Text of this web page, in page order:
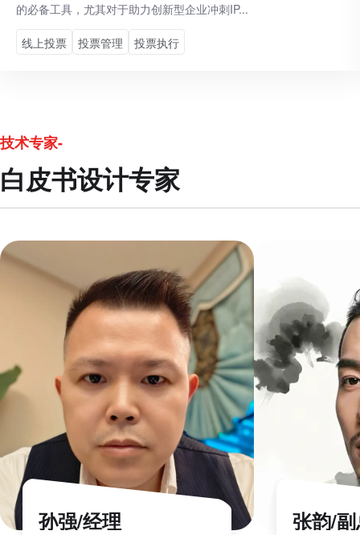
的必备工具，尤其对于助力创新型企业冲刺IP...
线上投票 投票管理 ‌投票执行‌
技术专家-
白皮书设计专家
孙强/经理 张韵/